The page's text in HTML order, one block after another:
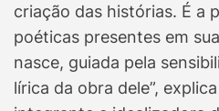
criação das histórias. É a
poéticas presentes em
nasce, guiada pela
lírica da obra dele”,